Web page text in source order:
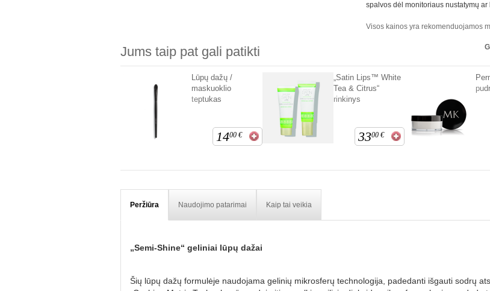
spalvos dėl monitoriaus nustatymų ar
Visos kainos yra rekomenduojamos
Jums taip pat gali patikti
Lūpų dažų /
maskuoklio
teptukas
1400 €
„Satin Lips™ White
Tea & Citrus“
rinkinys
3300 €
Peržiūra Naudojimo patarimai Kaip tai veikia
„Semi-Shine“ geliniai lūpų dažai
Šių lūpų dažų formulėje naudojama gelinių mikrosferų technologija, padedanti išgauti sodrų